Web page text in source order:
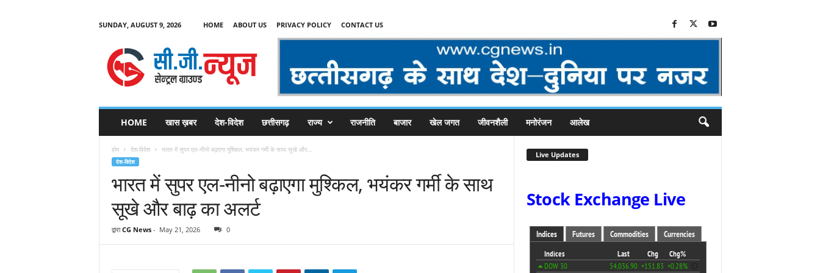
SUNDAY, AUGUST 9, 2026 HOME ABOUT US PRIVACY POLICY CONTACT US
C
HOME खास ख़बर देश-विदेश छत्तीसगढ़ राज्य राजनीति बाजार खेल जगत जीवनशैली मनोरंजन आलेख
होम देश-विदेश भारत में सुपर एल-नीनो बढ़ाएगा मुश्किल, भयंकर गर्मी के साथ सूखे और...
देश-विदेश
भारत में सुपर एल-नीनो बढ़ाएगा मुश्किल, भयंकर गर्मी के साथ
सूखे और बाढ़ का अलर्ट
द्वारा CG News- May 21, 2026 0
Live Updates
Stock Exchange Live